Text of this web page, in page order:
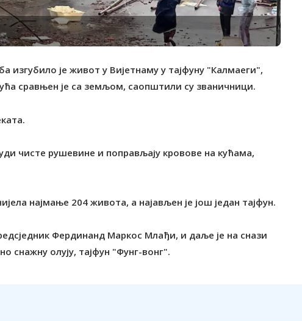
је живот у Вијетнаму у тајфуну "Калмаеги",
сравњен је са земљом, саопштили су званичници.
чисте рушевине и поправљају кровове на кућама,
најмање 204 живота, а најављен је још један тајфун.
Фердинанд Маркос Млађи, и даље је на снази
снажну олују, тајфун "Фунг-вонг".